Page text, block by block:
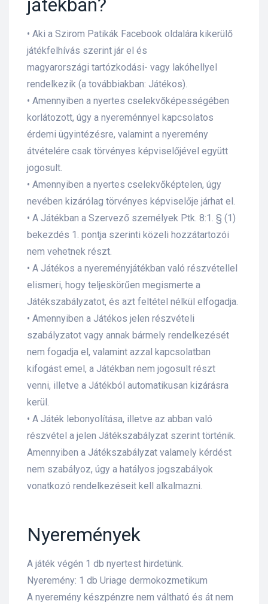
játékban?
• Aki a Szirom Patikák Facebook oldalára kikerülő
játékfelhívás szerint jár el és
magyarországi tartózkodási- vagy lakóhellyel
rendelkezik (a továbbiakban: Játékos).
• Amennyiben a nyertes cselekvőképességében
korlátozott, úgy a nyereménnyel kapcsolatos
érdemi ügyintézésre, valamint a nyeremény
átvételére csak törvényes képviselőjével együtt
jogosult.
• Amennyiben a nyertes cselekvőképtelen, úgy
nevében kizárólag törvényes képviselője járhat el.
• A Játékban a Szervező személyek Ptk. 8:1. § (1)
bekezdés 1. pontja szerinti közeli hozzátartozói
nem vehetnek részt.
• A Játékos a nyereményjátékban való részvétellel
elismeri, hogy teljeskörűen megismerte a
Játékszabályzatot, és azt feltétel nélkül elfogadja.
• Amennyiben a Játékos jelen részvételi
szabályzatot vagy annak bármely rendelkezését
nem fogadja el, valamint azzal kapcsolatban
kifogást emel, a Játékban nem jogosult részt
venni, illetve a Játékból automatikusan kizárásra
kerül.
• A Játék lebonyolítása, illetve az abban való
részvétel a jelen Játékszabályzat szerint történik.
Amennyiben a Játékszabályzat valamely kérdést
nem szabályoz, úgy a hatályos jogszabályok
vonatkozó rendelkezéseit kell alkalmazni.
Nyeremények
A játék végén 1 db nyertest hirdetünk.
Nyeremény: 1 db Uriage dermokozmetikum
A nyeremény készpénzre nem váltható és át nem